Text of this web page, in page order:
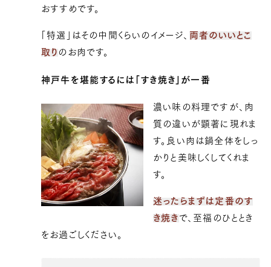
おすすめです。
「特選」はその中間くらいのイメージ、 両者のいいとこ
取り のお肉です。
神戸牛を堪能するには「すき焼き」が一番
濃い味の料理ですが、肉
質の違いが顕著に現れま
す。良い肉は鍋全体をしっ
かりと美味しくしてくれま
す。
迷ったらまずは定番のす
き焼き で、至福のひととき
をお過ごしください。